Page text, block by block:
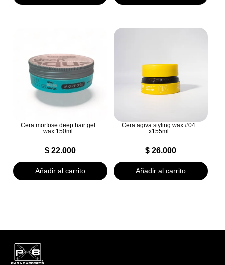
Cera morfose deep hair gel
wax 150ml
$22.000
Añadir al carrito
Cera agiva styling wax #04
x155ml
$26.000
Añadir al carrito